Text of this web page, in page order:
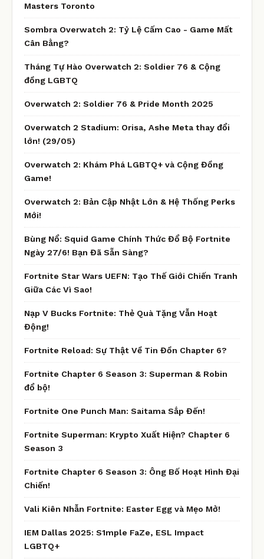
Masters Toronto
Sombra Overwatch 2: Tỷ Lệ Cấm Cao - Game Mất
Cân Bằng?
Tháng Tự Hào Overwatch 2: Soldier 76 & Cộng
đồng LGBTQ
Overwatch 2: Soldier 76 & Pride Month 2025
Overwatch 2 Stadium: Orisa, Ashe Meta thay đổi
lớn! (29/05)
Overwatch 2: Khám Phá LGBTQ+ và Cộng Đồng
Game!
Overwatch 2: Bản Cập Nhật Lớn & Hệ Thống Perks
Mới!
Bùng Nổ: Squid Game Chính Thức Đổ Bộ Fortnite
Ngày 27/6! Bạn Đã Sẵn Sàng?
Fortnite Star Wars UEFN: Tạo Thế Giới Chiến Tranh
Giữa Các Vì Sao!
Nạp V Bucks Fortnite: Thẻ Quà Tặng Vẫn Hoạt
Động!
Fortnite Reload: Sự Thật Về Tin Đồn Chapter 6?
Fortnite Chapter 6 Season 3: Superman & Robin
đổ bộ!
Fortnite One Punch Man: Saitama Sắp Đến!
Fortnite Superman: Krypto Xuất Hiện? Chapter 6
Season 3
Fortnite Chapter 6 Season 3: Ông Bố Hoạt Hình Đại
Chiến!
Vali Kiên Nhẫn Fortnite: Easter Egg và Mẹo Mở!
IEM Dallas 2025: S1mple FaZe, ESL Impact
LGBTQ+